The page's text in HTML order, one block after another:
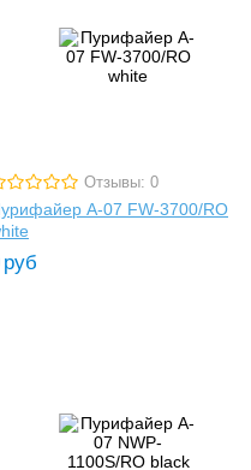
Отзывы: 0
A-07 FW-3700/RO
руб